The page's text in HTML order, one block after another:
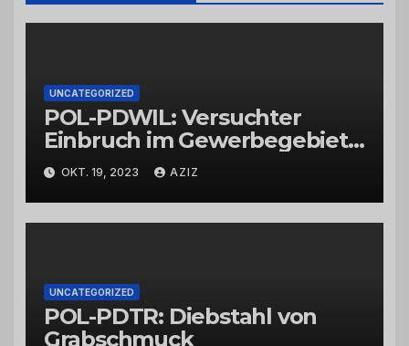
UNCATEGORIZED
POL-PDWIL: Versuchter
Einbruch im Gewerbegebiet
Wittlich
OKT. 19, 2023 AZIZ
UNCATEGORIZED
POL-PDTR: Diebstahl von
Grabschmuck